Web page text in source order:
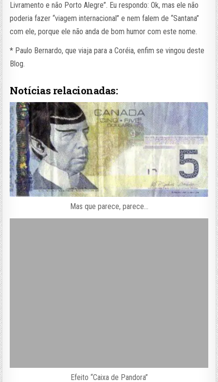
Livramento e não Porto Alegre”. Eu respondo: Ok, mas ele não
poderia fazer “viagem internacional” e nem falem de “Santana”
com ele, porque ele não anda de bom humor com este nome.
* Paulo Bernardo, que viaja para a Coréia, enfim se vingou deste
Blog.
Notícias relacionadas:
Mas que parece, parece…
Efeito “Caixa de Pandora”